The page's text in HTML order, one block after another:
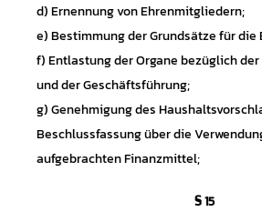
d) Ernennung von Ehrenmitgliedern;
e) Bestimmung der Grundsätze für
f) Entlastung der Organe bezüglich
und der Geschäftsführung;
g) Genehmigung des
Beschlussfassung über die
aufgebrachten Finanzmittel;
§ 15